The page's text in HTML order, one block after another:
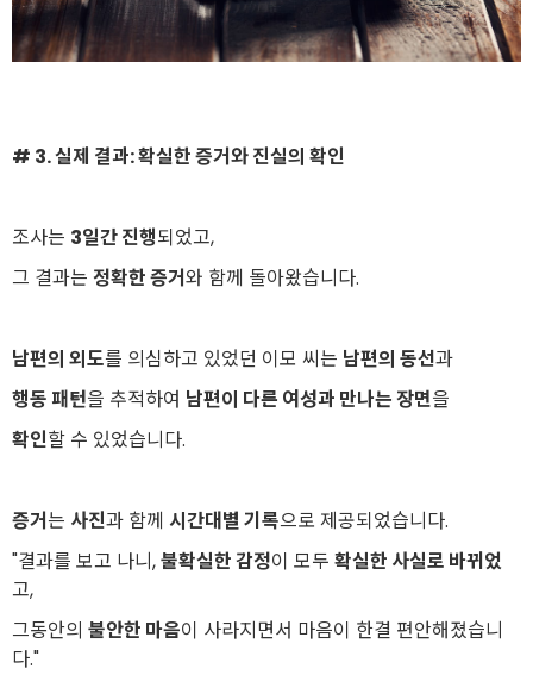
# 3. 실제 결과: 확실한 증거와 진실의 확인
조사는 3일간 진행되었고,
그 결과는 정확한 증거와 함께 돌아왔습니다.
남편의 외도를 의심하고 있었던 이모 씨는 남편의 동선과
행동 패턴을 추적하여 남편이 다른 여성과 만나는 장면을
확인할 수 있었습니다.
증거는 사진과 함께 시간대별 기록으로 제공되었습니다.
"결과를 보고 나니,불확실한 감정이 모두 확실한 사실로 바뀌었
고,
그동안의 불안한 마음이 사라지면서 마음이 한결 편안해졌습니
다."